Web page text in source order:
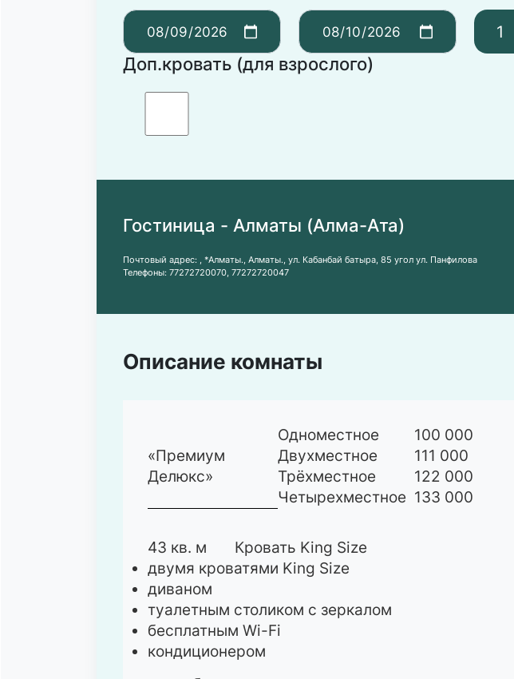
Доп.кровать (для взрослого)
Гостиница - Алматы (Алма-Ата)
Почтовый адрес:
, *Алматы., Алматы., ул. Кабанбай батыра, 85 угол ул. Панфилова
Телефоны: 77272720070 77272720047
Описание комнаты